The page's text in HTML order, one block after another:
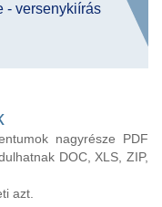
- versenykiírás
nagyrésze PDF
DOC, XLS, ZIP,
azt.